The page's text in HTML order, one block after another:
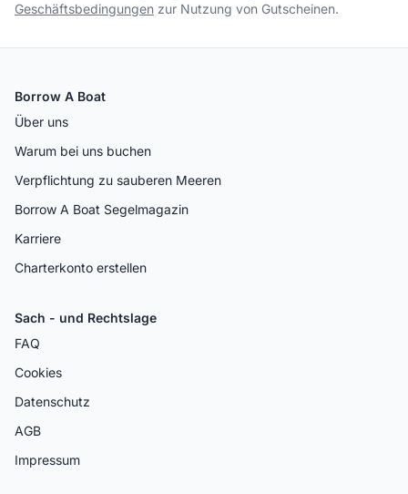
Geschäftsbedingungen zur Nutzung von Gutscheinen.
Borrow A Boat
Über uns
Warum bei uns buchen
Verpflichtung zu sauberen Meeren
Borrow A Boat Segelmagazin
Karriere
Charterkonto erstellen
Sach - und Rechtslage
FAQ
Cookies
Datenschutz
AGB
Impressum